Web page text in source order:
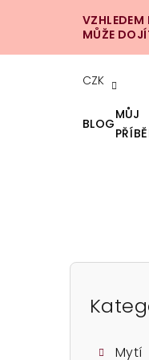
MŮŽE
CZK
BLOG
MŮJ
P
Přeskočit
kategorie
Mytí